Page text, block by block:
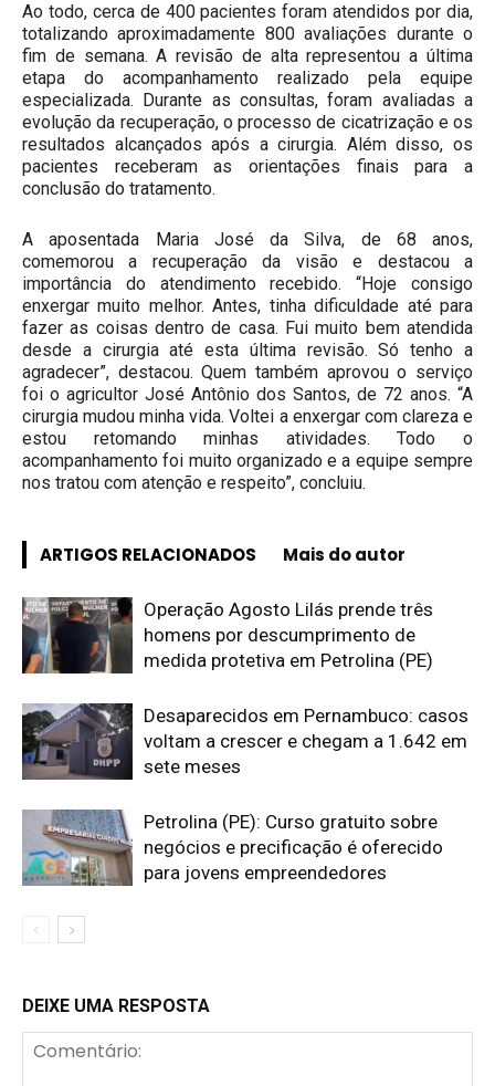
Ao todo, cerca de 400 pacientes foram atendidos por dia,
totalizando aproximadamente 800 avaliações durante o
fim de semana. A revisão de alta representou a última
etapa do acompanhamento realizado pela equipe
especializada. Durante as consultas, foram avaliadas a
evolução da recuperação, o processo de cicatrização e os
resultados alcançados após a cirurgia. Além disso, os
pacientes receberam as orientações finais para a
conclusão do tratamento.
A aposentada Maria José da Silva, de 68 anos,
comemorou a recuperação da visão e destacou a
importância do atendimento recebido. “Hoje consigo
enxergar muito melhor. Antes, tinha dificuldade até para
fazer as coisas dentro de casa. Fui muito bem atendida
desde a cirurgia até esta última revisão. Só tenho a
agradecer”, destacou. Quem também aprovou o serviço
foi o agricultor José Antônio dos Santos, de 72 anos. “A
cirurgia mudou minha vida. Voltei a enxergar com clareza e
estou retomando minhas atividades. Todo o
acompanhamento foi muito organizado e a equipe sempre
nos tratou com atenção e respeito”, concluiu.
ARTIGOS RELACIONADOS Mais do autor
Operação Agosto Lilás prende três
homens por descumprimento de
medida protetiva em Petrolina (PE)
Desaparecidos em Pernambuco: casos
voltam a crescer e chegam a 1.642 em
sete meses
Petrolina (PE): Curso gratuito sobre
negócios e precificação é oferecido
para jovens empreendedores
DEIXE UMA RESPOSTA